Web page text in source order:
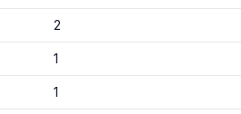
2
1
1